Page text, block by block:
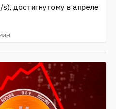
достигнутому в апреле